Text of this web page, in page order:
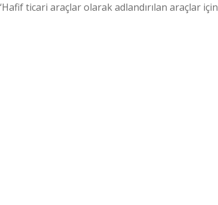
ticari araçlar olarak adlandırılan araçlar için